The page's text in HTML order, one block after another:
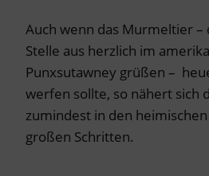
Auch wenn das Murmeltier –
Stelle aus herzlich im
Punxsutawney grüßen –
werfen sollte, so nähert sich
zumindest in den
großen Schritten.